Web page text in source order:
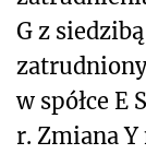
G z
w spółce E
r. Zmiana Y